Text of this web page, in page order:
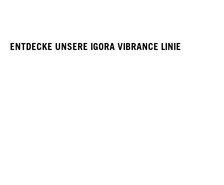
ENTDECKE UNSERE IGORA VIBRANCE LINIE